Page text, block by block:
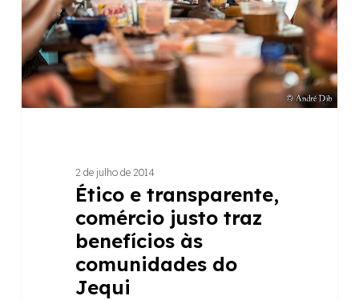
traz
benefícios
às
comunidades
do
2 de julho de 2014
Ético e transparente,
comércio justo traz
benefícios às
comunidades do
Jequi